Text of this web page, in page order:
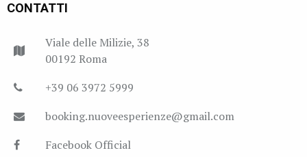
CONTATTI
Viale delle Milizie, 38
00192 Roma
+39 06 3972 5999
booking.nuoveesperienze@gmail.com
Facebook Official